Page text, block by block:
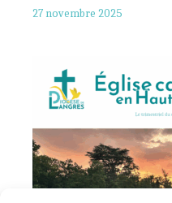
27 novembre 2025